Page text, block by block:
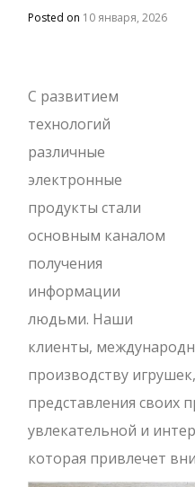
Posted on 10 января, 2026
С развитием
технологий
различные
электронные
продукты стали
основным каналом
получения
информации
людьми. Наши
клиенты,
производству
представления своих
увлекательной и
которая привлечет